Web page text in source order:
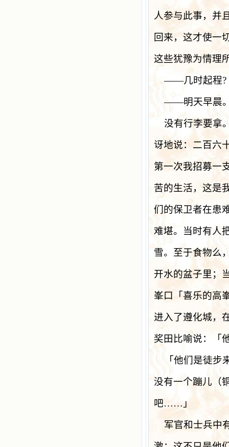
人参与此事，并
回来，这才使一
这些犹豫为情理
——几时起程?
——明天早晨
没有行李要拿
讶地说：二百六
第一次我招募一
苦的生活，这是
们的保卫者在患
难堪。当时有人
雪。至于食物么
开水的盆子里；
峯口「喜乐的高
进入了遵化城，
奖田比喻说：「
「他们是徒步
没有一个蹦儿（
吧……」
军官和士兵中